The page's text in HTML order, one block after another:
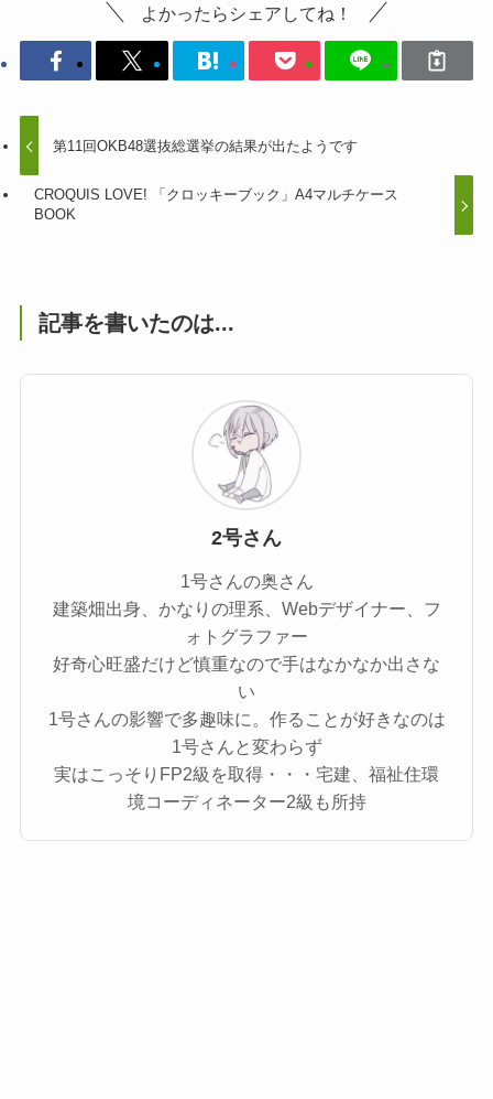
よかったらシェアしてね！
第11回OKB48選抜総選挙の結果が出たようです
CROQUIS LOVE! 「クロッキーブック」A4マルチケース
BOOK
記事を書いたのは...
2号さん
1号さんの奥さん
建築畑出身、かなりの理系、Webデザイナー、フ
ォトグラファー
好奇心旺盛だけど慎重なので手はなかなか出さな
い
1号さんの影響で多趣味に。作ることが好きなのは
1号さんと変わらず
実はこっそりFP2級を取得・・・宅建、福祉住環
境コーディネーター2級も所持